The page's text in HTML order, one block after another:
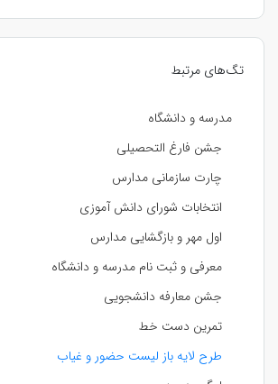
تگ‌های مرتبط
مدرسه و دانشگاه
جشن فارغ التحصیلی
چارت سازمانی مدارس
انتخابات شورای دانش آموزی
اول مهر و بازگشایی مدارس
معرفی و ثبت نام مدرسه و دانشگاه
جشن معارفه دانشجویی
تمرین دست خط
طرح لایه باز لیست حضور و غیاب